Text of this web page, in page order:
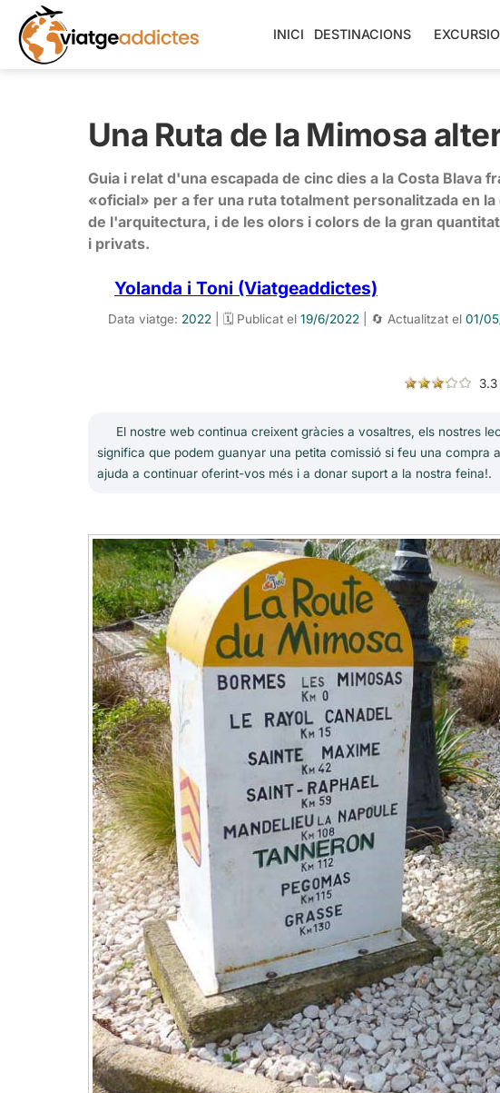
INICI DESTINACIONS
Una Ruta de la Mimosa
Guia i relat d'una escapada de cinc dies a la Costa Blava
«oficial» per a fer una ruta totalment personalitzada en
de l'arquitectura, i de les olors i colors de la gran
i privats.
Yolanda i Toni (Viatgeaddictes)
Data viatge: 2022 | 🗓️ Publicat el 19/6/2022 | 🔄 Actualitzat el 01/
El nostre web continua creixent gràcies a vosaltres, els nostres
significa que podem guanyar una petita comissió si feu una
ajuda a continuar oferint-vos més i a donar suport a la nostra feina!.